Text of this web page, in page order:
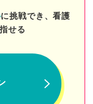
に挑戦でき、看護
せる